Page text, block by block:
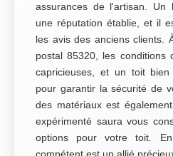
assurances de l'artisan. Un
une réputation établie, et il
les avis des anciens clients.
postal 85320, les conditions
capricieuses, et un toit
pour garantir la sécurité de
des matériaux est
expérimenté saura vous
options pour votre toit.